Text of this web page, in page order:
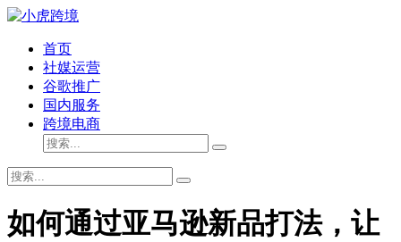
首页
社媒运营
谷歌推广
国内服务
跨境电商
如何通过亚马逊新品打法，让